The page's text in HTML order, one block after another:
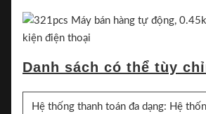
Danh sách có thể tùy
Hệ thống thanh toán đa dạng: Hệ